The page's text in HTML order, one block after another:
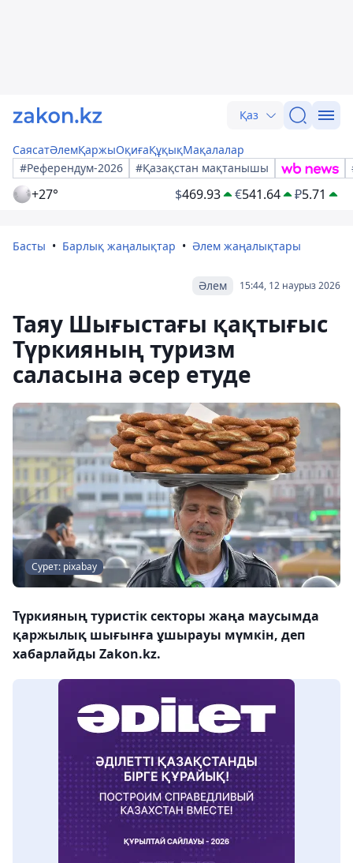
Қаз
СаясатӘлемҚаржыОқиғаҚұқықМақалалар
#Референдум-2026
#Қазақстан мақтанышы
+27° $469.93 €541.64 ₽5.71
Басты Барлық жаңалықтар Әлем жаңалықтары
15:44, 12 наурыз 2026
Әлем
Таяу Шығыстағы қақтығыс
Түркияның туризм
саласына әсер етуде
Сурет: pixabay
Түркияның туристік секторы жаңа маусымда
қаржылық шығынға ұшырауы мүмкін, деп
хабарлайды Zakon.kz.